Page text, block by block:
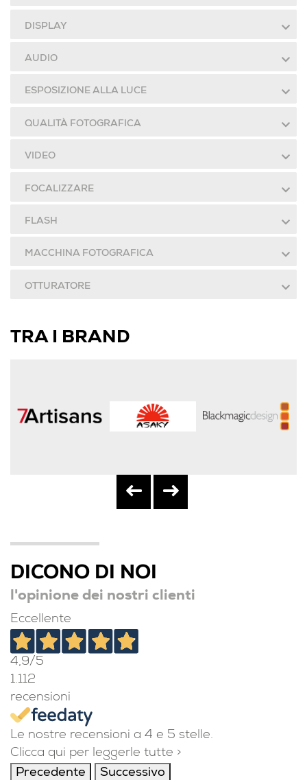
DISPLAY
AUDIO
ESPOSIZIONE ALLA LUCE
QUALITÀ FOTOGRAFICA
VIDEO
FOCALIZZARE
FLASH
MACCHINA FOTOGRAFICA
OTTURATORE
TRA I BRAND
DICONO DI NOI
l'opinione dei nostri clienti
Eccellente
4,9/5
1.112
recensioni
Le nostre recensioni a 4 e 5 stelle.
Clicca qui per leggerle tutte >
Precedente
Successivo